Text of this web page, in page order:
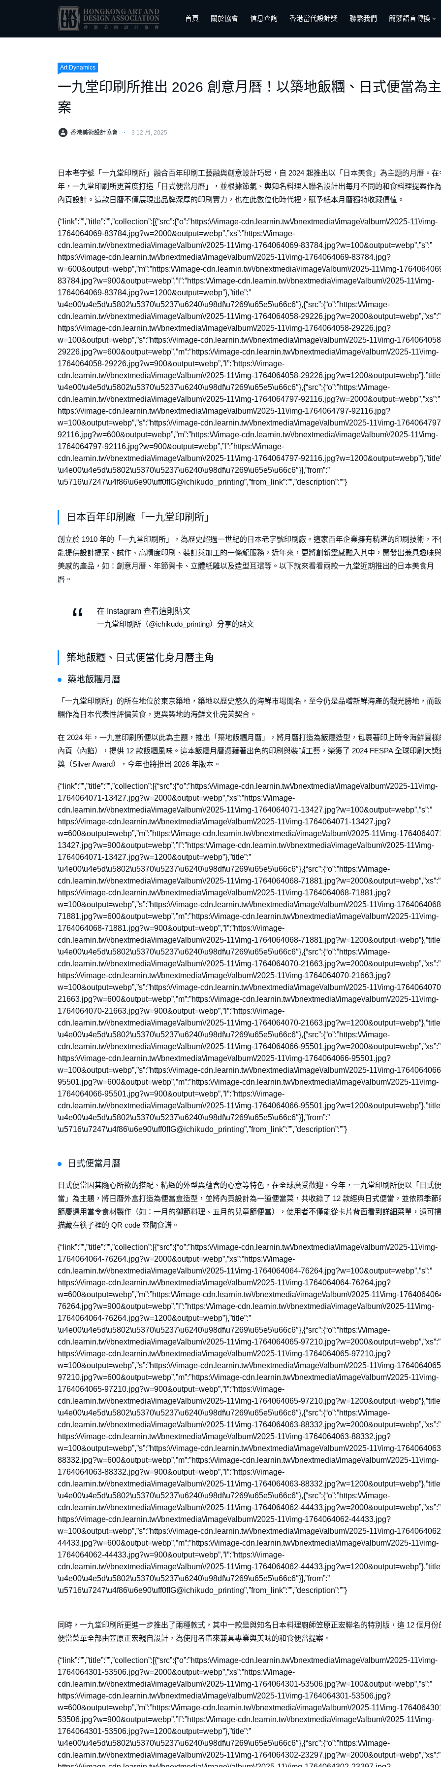
首頁 關於協會 信息查詢 香港當代設計獎 聯繫我們 簡繁語言轉換
Art Dynamics
一九堂印刷所推出 2026 創意月曆！以築地飯糰、日式便當為
案
香港美術設計協會 ⋅ 3 12 月, 2025
日本老字號「一九堂印刷所」融合百年印刷工藝融與創意設計巧思，自 2024 起推出以「日本美食」為主題的月曆。在
年，一九堂印刷所更首度打造「日式便當月曆」，並根據節氣、與知名料理人聯名設計出每月不同的和食料理提案作為
內頁設計。這款日曆不僅展現出品牌深厚的印刷實力，也在此數位化時代裡，賦予紙本月曆獨特收藏價值。
{“link”:””,”title”:””,”collection”:[{“src”:{“o”:”https:\/\/image-cdn.learnin.tw\/bnextmedia\/image\/album\/2025-11\/img-
1764064069-83784.jpg?w=2000&output=webp”,”xs”:”https:\/\/image-
cdn.learnin.tw\/bnextmedia\/image\/album\/2025-11\/img-1764064069-83784.jpg?w=100&output=webp”,”s”:”
https:\/\/image-cdn.learnin.tw\/bnextmedia\/image\/album\/2025-11\/img-1764064069-83784.jpg?
w=600&output=webp”,”m”:”https:\/\/image-cdn.learnin.tw\/bnextmedia\/image\/album\/2025-11\/img-
83784.jpg?w=900&output=webp”,”l”:”https:\/\/image-cdn.learnin.tw\/bnextmedia\/image\/album\/2025-11\/img-
1764064069-83784.jpg?w=1200&output=webp”},”title”:”
\u4e00\u4e5d\u5802\u5370\u5237\u6240\u98df\u7269\u65e5\u66c6″},{“src”:{“o”:”https:\/\/image-
cdn.learnin.tw\/bnextmedia\/image\/album\/2025-11\/img-1764064058-29226.jpg?w=2000&output=webp”,”xs”:”
https:\/\/image-cdn.learnin.tw\/bnextmedia\/image\/album\/2025-11\/img-1764064058-29226.jpg?
w=100&output=webp”,”s”:”https:\/\/image-cdn.learnin.tw\/bnextmedia\/image\/album\/2025-11\/img-
29226.jpg?w=600&output=webp”,”m”:”https:\/\/image-cdn.learnin.tw\/bnextmedia\/image\/album\/2025-11\/img-
1764064058-29226.jpg?w=900&output=webp”,”l”:”https:\/\/image-
cdn.learnin.tw\/bnextmedia\/image\/album\/2025-11\/img-1764064058-
\u4e00\u4e5d\u5802\u5370\u5237\u6240\u98df\u7269\u65e5\u66c6″},{“src”:{“o”:”https:\/\/image-
cdn.learnin.tw\/bnextmedia\/image\/album\/2025-11\/img-1764064797-92116.jpg?w=2000&output=webp”,”xs”:”
https:\/\/image-cdn.learnin.tw\/bnextmedia\/image\/album\/2025-11\/img-1764064797-92116.jpg?
w=100&output=webp”,”s”:”https:\/\/image-cdn.learnin.tw\/bnextmedia\/image\/album\/2025-11\/img-
92116.jpg?w=600&output=webp”,”m”:”https:\/\/image-cdn.learnin.tw\/bnextmedia\/image\/album\/2025-11\/img-
1764064797-92116.jpg?w=900&output=webp”,”l”:”https:\/\/image-
cdn.learnin.tw\/bnextmedia\/image\/album\/2025-11\/img-1764064797-
\u4e00\u4e5d\u5802\u5370\u5237\u6240\u98df\u7269\u65e5\u66c6″}],”from”:”
\u5716\u7247\u4f86\u6e90\uff0fIG@ichikudo_printing”,”from_link”:””,”description”:””}
日本百年印刷廠「一九堂印刷所」
創立於 1910 年的「一九堂印刷所」，為歷史超過一世紀的日本老字號印刷廠。這家百年企業擁有精湛的印刷技術，不
能提供設計提案、試作、高精度印刷、裝訂與加工的一條龍服務，近年來，更將創新靈感融入其中，開發出兼具趣味與
美感的產品，如：創意月曆、年節賀卡、立體紙雕以及造型耳環等。以下就來看看兩款一九堂近期推出的日本美食月
曆。
在 Instagram 查看這則貼文
一九堂印刷所（@ichikudo_printing）分享的貼文
築地飯糰、日式便當化身月曆主角
築地飯糰月曆
「一九堂印刷所」的所在地位於東京築地，築地以歷史悠久的海鮮市場聞名，至今仍是品嚐新鮮海產的觀光勝地，而飯
糰作為日本代表性評價美食，更與築地的海鮮文化完美契合。
在 2024 年，一九堂印刷所便以此為主題，推出「築地飯糰月曆」，將月曆打造為飯糰造型，包裹著印上時令海鮮圖樣
內頁（內餡），提供 12 款飯糰風味。這本飯糰月曆憑藉著出色的印刷與裝幀工藝，榮獲了 2024 FESPA 全球印刷大獎
獎（Silver Award），今年也將推出 2026 年版本。
{“link”:””,”title”:””,”collection”:[{“src”:{“o”:”https:\/\/image-cdn.learnin.tw\/bnextmedia\/image\/album\/2025-11\/img-
1764064071-13427.jpg?w=2000&output=webp”,”xs”:”https:\/\/image-
cdn.learnin.tw\/bnextmedia\/image\/album\/2025-11\/img-1764064071-13427.jpg?w=100&output=webp”,”s”:”
https:\/\/image-cdn.learnin.tw\/bnextmedia\/image\/album\/2025-11\/img-1764064071-13427.jpg?
w=600&output=webp”,”m”:”https:\/\/image-cdn.learnin.tw\/bnextmedia\/image\/album\/2025-11\/img-
13427.jpg?w=900&output=webp”,”l”:”https:\/\/image-cdn.learnin.tw\/bnextmedia\/image\/album\/2025-11\/img-
1764064071-13427.jpg?w=1200&output=webp”},”title”:”
\u4e00\u4e5d\u5802\u5370\u5237\u6240\u98df\u7269\u65e5\u66c6″},{“src”:{“o”:”https:\/\/image-
cdn.learnin.tw\/bnextmedia\/image\/album\/2025-11\/img-1764064068-71881.jpg?w=2000&output=webp”,”xs”:”
https:\/\/image-cdn.learnin.tw\/bnextmedia\/image\/album\/2025-11\/img-1764064068-71881.jpg?
w=100&output=webp”,”s”:”https:\/\/image-cdn.learnin.tw\/bnextmedia\/image\/album\/2025-11\/img-
71881.jpg?w=600&output=webp”,”m”:”https:\/\/image-cdn.learnin.tw\/bnextmedia\/image\/album\/2025-11\/img-
1764064068-71881.jpg?w=900&output=webp”,”l”:”https:\/\/image-
cdn.learnin.tw\/bnextmedia\/image\/album\/2025-11\/img-1764064068-
\u4e00\u4e5d\u5802\u5370\u5237\u6240\u98df\u7269\u65e5\u66c6″},{“src”:{“o”:”https:\/\/image-
cdn.learnin.tw\/bnextmedia\/image\/album\/2025-11\/img-1764064070-21663.jpg?w=2000&output=webp”,”xs”:”
https:\/\/image-cdn.learnin.tw\/bnextmedia\/image\/album\/2025-11\/img-1764064070-21663.jpg?
w=100&output=webp”,”s”:”https:\/\/image-cdn.learnin.tw\/bnextmedia\/image\/album\/2025-11\/img-
21663.jpg?w=600&output=webp”,”m”:”https:\/\/image-cdn.learnin.tw\/bnextmedia\/image\/album\/2025-11\/img-
1764064070-21663.jpg?w=900&output=webp”,”l”:”https:\/\/image-
cdn.learnin.tw\/bnextmedia\/image\/album\/2025-11\/img-1764064070-
\u4e00\u4e5d\u5802\u5370\u5237\u6240\u98df\u7269\u65e5\u66c6″},{“src”:{“o”:”https:\/\/image-
cdn.learnin.tw\/bnextmedia\/image\/album\/2025-11\/img-1764064066-95501.jpg?w=2000&output=webp”,”xs”:”
https:\/\/image-cdn.learnin.tw\/bnextmedia\/image\/album\/2025-11\/img-1764064066-95501.jpg?
w=100&output=webp”,”s”:”https:\/\/image-cdn.learnin.tw\/bnextmedia\/image\/album\/2025-11\/img-
95501.jpg?w=600&output=webp”,”m”:”https:\/\/image-cdn.learnin.tw\/bnextmedia\/image\/album\/2025-11\/img-
1764064066-95501.jpg?w=900&output=webp”,”l”:”https:\/\/image-
cdn.learnin.tw\/bnextmedia\/image\/album\/2025-11\/img-1764064066-
\u4e00\u4e5d\u5802\u5370\u5237\u6240\u98df\u7269\u65e5\u66c6″}],”from”:”
\u5716\u7247\u4f86\u6e90\uff0fIG@ichikudo_printing”,”from_link”:””,”description”:””}
日式便當月曆
日式便當因其隨心所欲的搭配、精緻的外型與蘊含的心意等特色，在全球廣受歡迎。今年，一九堂印刷所便以「日式便
當」為主題，將日曆外盒打造為便當盒造型，並將內頁設計為一道便當菜，共收錄了 12 款經典日式便當，並依照季節
節慶選用當令食材製作（如：一月的御節料理、五月的兒童節便當），使用者不僅能從卡片背面看到詳細菜單，還可掃
描藏在筷子裡的 QR code 查閱食譜。
{“link”:””,”title”:””,”collection”:[{“src”:{“o”:”https:\/\/image-cdn.learnin.tw\/bnextmedia\/image\/album\/2025-11\/img-
1764064064-76264.jpg?w=2000&output=webp”,”xs”:”https:\/\/image-
cdn.learnin.tw\/bnextmedia\/image\/album\/2025-11\/img-1764064064-76264.jpg?w=100&output=webp”,”s”:”
https:\/\/image-cdn.learnin.tw\/bnextmedia\/image\/album\/2025-11\/img-1764064064-76264.jpg?
w=600&output=webp”,”m”:”https:\/\/image-cdn.learnin.tw\/bnextmedia\/image\/album\/2025-11\/img-
76264.jpg?w=900&output=webp”,”l”:”https:\/\/image-cdn.learnin.tw\/bnextmedia\/image\/album\/2025-11\/img-
1764064064-76264.jpg?w=1200&output=webp”},”title”:”
\u4e00\u4e5d\u5802\u5370\u5237\u6240\u98df\u7269\u65e5\u66c6″},{“src”:{“o”:”https:\/\/image-
cdn.learnin.tw\/bnextmedia\/image\/album\/2025-11\/img-1764064065-97210.jpg?w=2000&output=webp”,”xs”:”
https:\/\/image-cdn.learnin.tw\/bnextmedia\/image\/album\/2025-11\/img-1764064065-97210.jpg?
w=100&output=webp”,”s”:”https:\/\/image-cdn.learnin.tw\/bnextmedia\/image\/album\/2025-11\/img-
97210.jpg?w=600&output=webp”,”m”:”https:\/\/image-cdn.learnin.tw\/bnextmedia\/image\/album\/2025-11\/img-
1764064065-97210.jpg?w=900&output=webp”,”l”:”https:\/\/image-
cdn.learnin.tw\/bnextmedia\/image\/album\/2025-11\/img-1764064065-
\u4e00\u4e5d\u5802\u5370\u5237\u6240\u98df\u7269\u65e5\u66c6″},{“src”:{“o”:”https:\/\/image-
cdn.learnin.tw\/bnextmedia\/image\/album\/2025-11\/img-1764064063-88332.jpg?w=2000&output=webp”,”xs”:”
https:\/\/image-cdn.learnin.tw\/bnextmedia\/image\/album\/2025-11\/img-1764064063-88332.jpg?
w=100&output=webp”,”s”:”https:\/\/image-cdn.learnin.tw\/bnextmedia\/image\/album\/2025-11\/img-
88332.jpg?w=600&output=webp”,”m”:”https:\/\/image-cdn.learnin.tw\/bnextmedia\/image\/album\/2025-11\/img-
1764064063-88332.jpg?w=900&output=webp”,”l”:”https:\/\/image-
cdn.learnin.tw\/bnextmedia\/image\/album\/2025-11\/img-1764064063-
\u4e00\u4e5d\u5802\u5370\u5237\u6240\u98df\u7269\u65e5\u66c6″},{“src”:{“o”:”https:\/\/image-
cdn.learnin.tw\/bnextmedia\/image\/album\/2025-11\/img-1764064062-44433.jpg?w=2000&output=webp”,”xs”:”
https:\/\/image-cdn.learnin.tw\/bnextmedia\/image\/album\/2025-11\/img-1764064062-44433.jpg?
w=100&output=webp”,”s”:”https:\/\/image-cdn.learnin.tw\/bnextmedia\/image\/album\/2025-11\/img-
44433.jpg?w=600&output=webp”,”m”:”https:\/\/image-cdn.learnin.tw\/bnextmedia\/image\/album\/2025-11\/img-
1764064062-44433.jpg?w=900&output=webp”,”l”:”https:\/\/image-
cdn.learnin.tw\/bnextmedia\/image\/album\/2025-11\/img-1764064062-
\u4e00\u4e5d\u5802\u5370\u5237\u6240\u98df\u7269\u65e5\u66c6″}],”from”:”
\u5716\u7247\u4f86\u6e90\uff0fIG@ichikudo_printing”,”from_link”:””,”description”:””}
同時，一九堂印刷所更進一步推出了兩種款式，其中一款是與知名日本料理廚師笠原正宏聯名的特別版，這 12 個月份
便當菜單全部由笠原正宏親自設計，為使用者帶來兼具專業與美味的和食便當提案。
{“link”:””,”title”:””,”collection”:[{“src”:{“o”:”https:\/\/image-cdn.learnin.tw\/bnextmedia\/image\/album\/2025-11\/img-
1764064301-53506.jpg?w=2000&output=webp”,”xs”:”https:\/\/image-
cdn.learnin.tw\/bnextmedia\/image\/album\/2025-11\/img-1764064301-53506.jpg?w=100&output=webp”,”s”:”
https:\/\/image-cdn.learnin.tw\/bnextmedia\/image\/album\/2025-11\/img-1764064301-53506.jpg?
w=600&output=webp”,”m”:”https:\/\/image-cdn.learnin.tw\/bnextmedia\/image\/album\/2025-11\/img-
53506.jpg?w=900&output=webp”,”l”:”https:\/\/image-cdn.learnin.tw\/bnextmedia\/image\/album\/2025-11\/img-
1764064301-53506.jpg?w=1200&output=webp”},”title”:”
\u4e00\u4e5d\u5802\u5370\u5237\u6240\u98df\u7269\u65e5\u66c6″},{“src”:{“o”:”https:\/\/image-
cdn.learnin.tw\/bnextmedia\/image\/album\/2025-11\/img-1764064302-23297.jpg?w=2000&output=webp”,”xs”:”